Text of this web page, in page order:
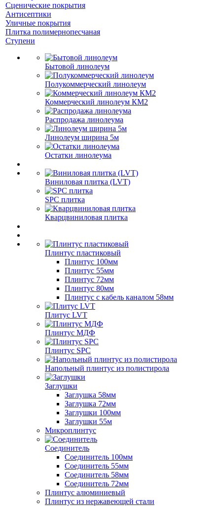
Сценические покрытия
Антисептики
Уличные покрытия
Плитка полимернопесчаная
Ступени
Бытовой линолеум
Полукоммерческий линолеум
Коммерческий линолеум КМ2
Распродажа линолеума
Линолеум ширина 5м
Остатки линолеума
Виниловая плитка (LVT)
SPC плитка
Кварцвиниловая плитка
Плинтус пластиковый
Плинтус 100мм
Плинтус 55мм
Плинтус 72мм
Плинтус 80мм
Плинтус с кабель каналом 58мм
Плитус LVT
Плинтус МДФ
Плинтус SPC
Напольный плинтус из полистирола
Заглушки
Заглушка 58мм
Заглушка 72мм
Заглушки 100мм
Заглушки 55м
Микроплинтус
Соединитель
Соединитель 100мм
Соединитель 55мм
Соединитель 58мм
Соединитель 72мм
Плинтус алюминиевый
Плинтус из нержавеющей стали